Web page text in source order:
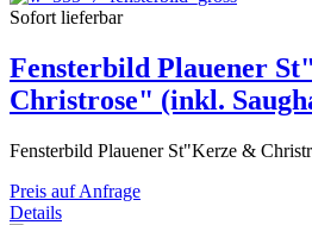
Sofort lieferbar
Fensterbild Plauener
Christrose" (inkl.
Fensterbild Plauener St"Kerze &
Preis auf Anfrage
Details